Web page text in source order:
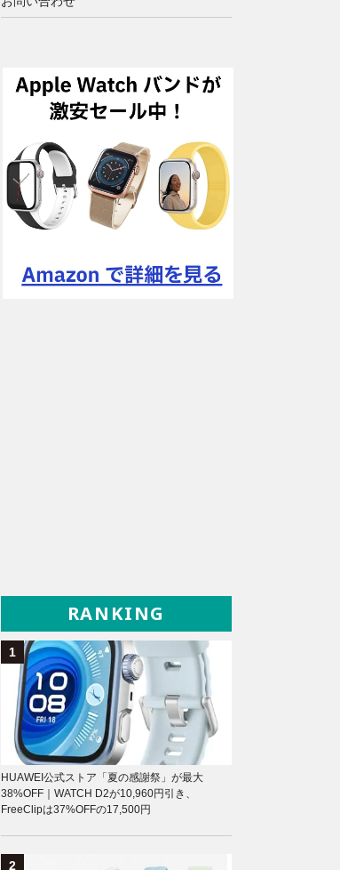
RANKING
HUAWEI公式ストア「夏の感謝祭」が最大
38%OFF｜WATCH D2が10,960円引き、
FreeClipは37%OFFの17,500円